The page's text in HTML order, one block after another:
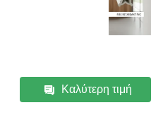
Καλύτερη τιμή